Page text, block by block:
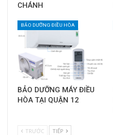
CHÁNH
BẢO DƯỠNG ĐIỀU HÒA
BẢO DƯỠNG MÁY ĐIỀU
HÒA TẠI QUẬN 12
TRƯỚC TIẾP